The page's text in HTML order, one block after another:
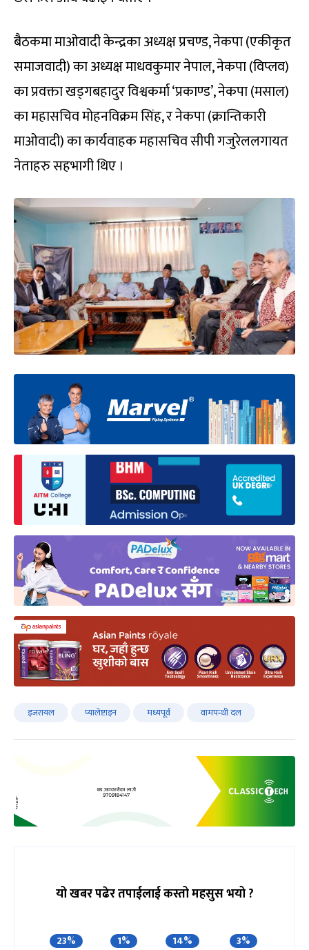
बैठकमा माओवादी केन्द्रका अध्यक्ष प्रचण्ड, नेकपा (एकीकृत
समाजवादी) का अध्यक्ष माधवकुमार नेपाल, नेकपा (विप्लव)
का प्रवक्ता खड्गबहादुर विश्वकर्मा ‘प्रकाण्ड’, नेकपा (मसाल)
का महासचिव मोहनविक्रम सिंह, र नेकपा (क्रान्तिकारी
माओवादी) का कार्यवाहक महासचिव सीपी गजुरेललगायत
नेताहरु सहभागी थिए ।
इजरायल प्यालेष्टाइन मध्यपूर्व वामपन्थी दल
यो खबर पढेर तपाईलाई कस्तो महसुस भयो ?
23% 1% 14% 3%